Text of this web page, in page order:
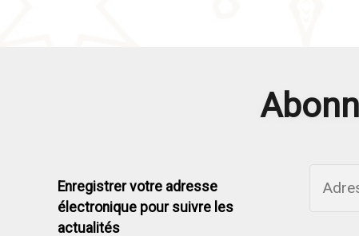
Enregistrer votre adresse
électronique pour suivre les
actualités